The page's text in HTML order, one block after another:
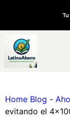
Home Blog -
evitando el